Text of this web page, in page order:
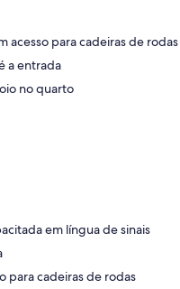
acesso para cadeiras de rodas
a entrada
no quarto
em língua de sinais
para cadeiras de rodas